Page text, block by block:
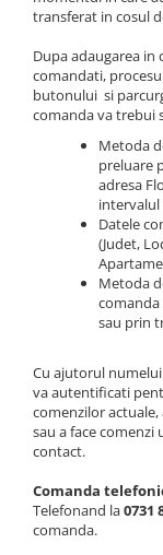
Accesorii
Nichel
Suporti celule
Carcase Baterii
Accesorii sisteme
Alte materiale
Incarcatoare
Motor BAFANG
Biciclete/ trotinete
transferat in cosul
Dupa adaugarea
comandati,
butonului si
comanda va trebui
Metoda
preluare
adresa
intervalul
Datele
(Judet,
Metoda
comanda
sau prin
Cu ajutorul
va autentificati
comenzilor
sau a face
contact.
Comanda
Telefonand la0731
comanda.